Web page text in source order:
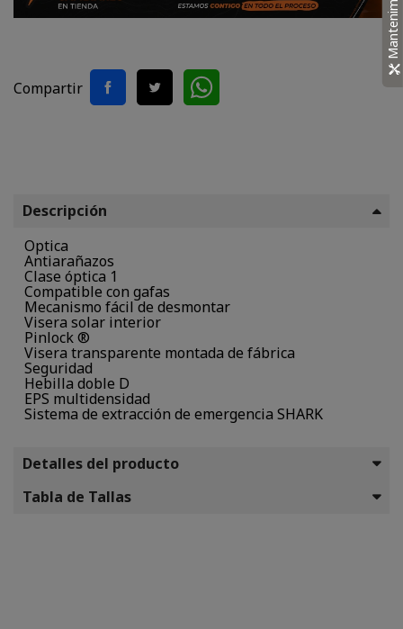
Compartir
Descripción
Optica
Antiarañazos
Clase óptica 1
Compatible con gafas
Mecanismo fácil de desmontar
Visera solar interior
Pinlock ®
Visera transparente montada de fábrica
Seguridad
Hebilla doble D
EPS multidensidad
Sistema de extracción de emergencia SHARK
Detalles del producto
Tabla de Tallas